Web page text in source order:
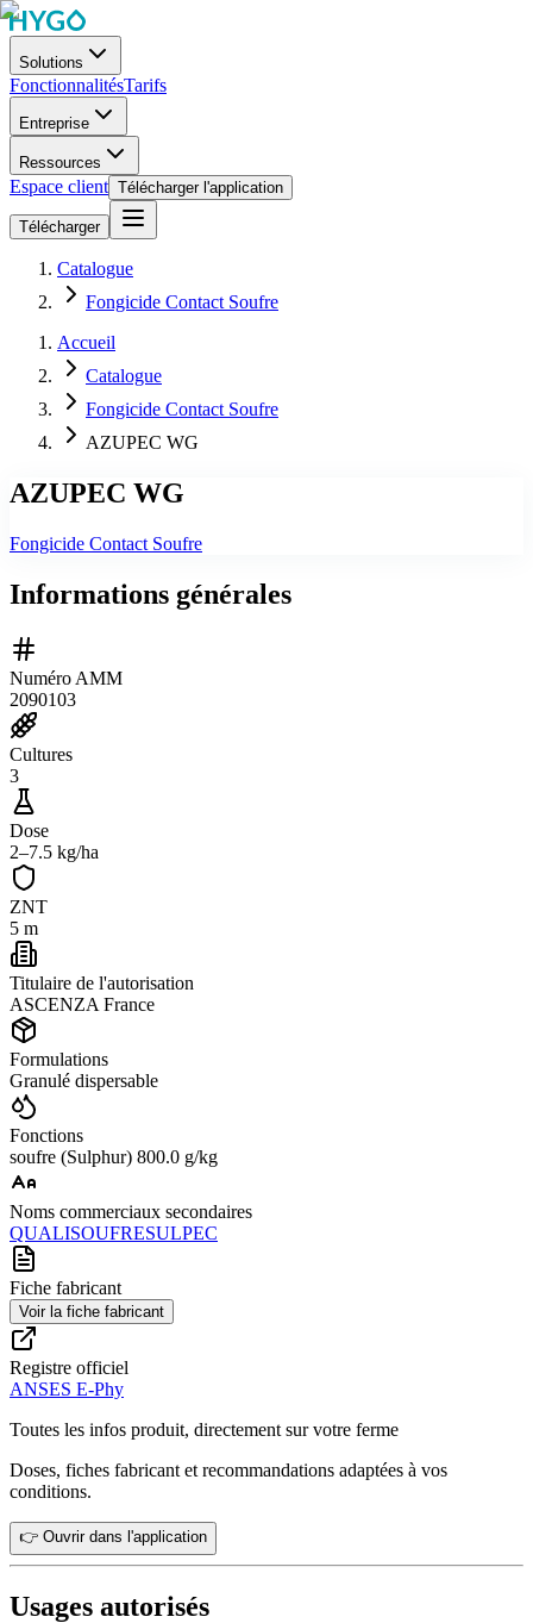
Solutions
FonctionnalitésTarifs
Entreprise
Ressources
Espace client Télécharger l'application
Télécharger
Catalogue
Fongicide Contact Soufre
Accueil
Catalogue
Fongicide Contact Soufre
AZUPEC WG
AZUPEC WG
Fongicide Contact Soufre
Informations générales
Numéro AMM
2090103
Cultures
3
Dose
2–7.5 kg/ha
ZNT
5 m
Titulaire de l'autorisation
ASCENZA France
Formulations
Granulé dispersable
Fonctions
soufre (Sulphur) 800.0 g/kg
Noms commerciaux secondaires
QUALISOUFRESULPEC
Fiche fabricant
Voir la fiche fabricant
Registre officiel
ANSES E-Phy
Toutes les infos produit, directement sur votre ferme
Doses, fiches fabricant et recommandations adaptées à vos
conditions.
👉 Ouvrir dans l'application
Usages autorisés